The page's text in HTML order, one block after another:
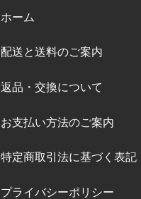
ホーム
配送と送料のご案内
返品・交換について
お支払い方法のご案内
特定商取引法に基づく表記
プライバシーポリシー